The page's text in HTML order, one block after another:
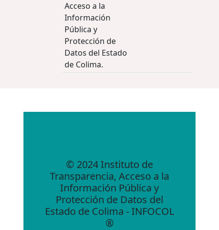
Acceso a la
Información
Pública y
Protección de
Datos del Estado
de Colima.
© 2024 Instituto de
Transparencia, Acceso a la
Información Pública y
Protección de Datos del
Estado de Colima - INFOCOL
®